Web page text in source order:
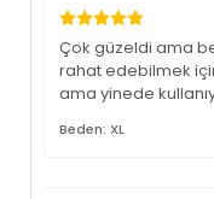
Çok güzeldi ama
rahat edebilmek
ama yinede
Beden: XL